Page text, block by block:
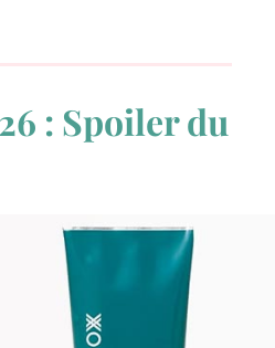
: Spoiler du